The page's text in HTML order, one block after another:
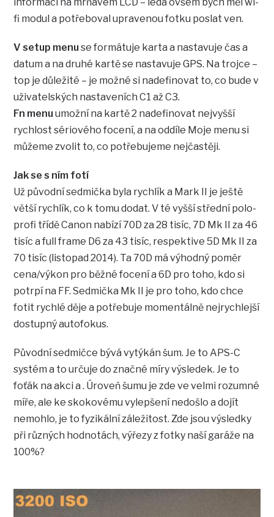
informací na mrňavém LCD – leda ovšem bych měl wi-
fi modul a potřeboval upravenou fotku poslat ven.
V setup menuse formátuje karta a nastavuje čas a
datum a na druhé kartě se nastavuje GPS. Na trojce –
top je důležité – je možné si nadefinovat to, co bude v
uživatelských nastaveních C1 až C3.
Fn menuumožní na kartě 2 nadefinovat nejvyšší
rychlost sériového focení, a na oddíle Moje menu si
můžeme zvolit to, co potřebujeme nejčastěji.
Jak se s ním fotí
Už původní sedmička byla rychlík a Mark II je ještě
větší rychlík, co k tomu dodat. V té vyšší střední polo-
profi třídě Canon nabízí 70D za 28 tisíc, 7D Mk II za 46
tisíc a full frame D6 za 43 tisíc, respektive 5D Mk II za
70 tisíc (listopad 2014). Ta 70D má výhodný poměr
cena/výkon pro běžné focení a 6D pro toho, kdo si
potrpí na FF. Sedmička Mk II je pro toho, kdo chce
fotit rychlé děje a potřebuje momentálně nejrychlejší
dostupný autofokus.
Původní sedmičce bývá vytýkán šum. Je to APS-C
systém a to určuje do značné míry výsledek. Je to
foťák na akci a . Úroveň šumu je zde ve velmi rozumné
míře, ale ke skokovému vylepšení nedošlo a dojít
nemohlo, je to fyzikální záležitost. Zde jsou výsledky
při různých hodnotách, výřezy z fotky naší garáže na
100%?